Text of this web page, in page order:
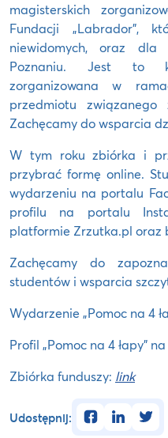
magisterskich
Fundacji „Labrador”,
niewidomych, oraz
Poznaniu. Jest to
zorganizowana w
przedmiotu
Zachęcamy do wsparcia
W tym roku zbiórka i
przybrać formę online.
wydarzeniu na portalu
profilu na portalu
platformie Zrzutka.pl oraz
Zachęcamy do
studentów i wsparcia
Wydarzenie „Pomoc na 4
Profil „Pomoc na 4 łapy”
Zbiórka funduszy: link
Udostępnij: facebooklinkedintwitter